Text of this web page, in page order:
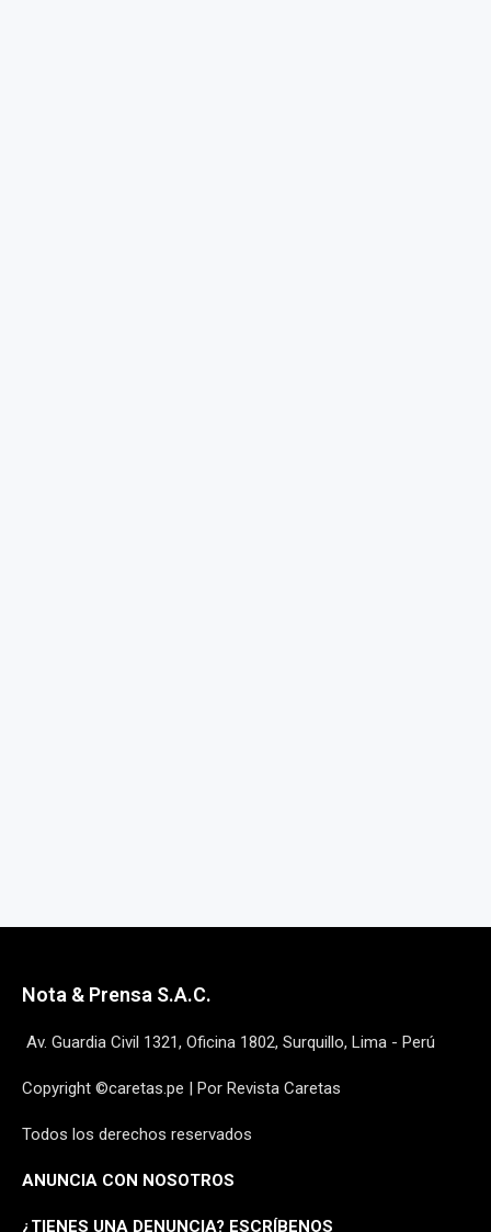
Nota & Prensa S.A.C.
Av. Guardia Civil 1321, Oficina 1802, Surquillo, Lima - Perú
Copyright ©caretas.pe | Por Revista Caretas
Todos los derechos reservados
ANUNCIA CON NOSOTROS
¿TIENES UNA DENUNCIA? ESCRÍBENOS